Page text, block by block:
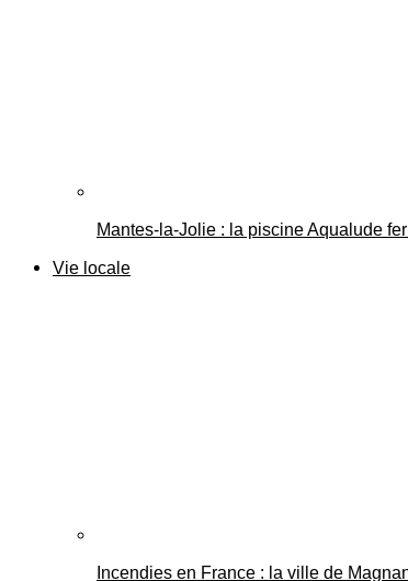
Mantes-la-Jolie : la piscine Aqualude
Vie locale
Incendies en France : la ville de